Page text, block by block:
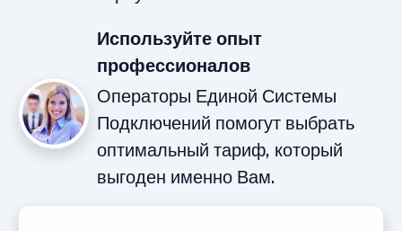
Используйте опыт
профессионалов
Операторы Единой Системы
Подключений помогут выбрать
оптимальный тариф, который
выгоден именно Вам.